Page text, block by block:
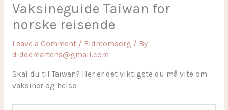
Vaksineguide Taiwan for
norske reisende
Leave a Comment / Eldreomsorg / By
diddemartens@gmail.com
Skal du til Taiwan? Her er det viktigste du må vite om
vaksiner og helse: